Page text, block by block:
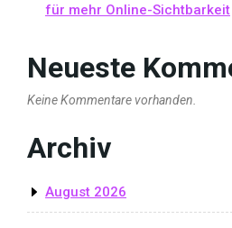
für mehr Online-Sichtbarkeit
Neueste
Keine Kommentare vorhanden.
Archiv
August 2026